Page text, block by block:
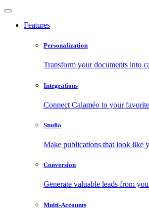
Features
Personalization
Transform your documents into
Integrations
Connect Calaméo to your
Studio
Make publications that look like
Conversion
Generate valuable leads from
Multi-Accounts